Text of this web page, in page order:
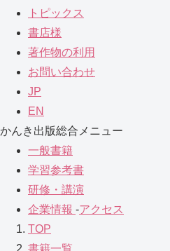
トピックス
書店様
著作物の利用
お問い合わせ
JP
EN
かんき出版総合メニュー
一般書籍
学習参考書
研修・講演
企業情報 -アクセス
TOP
書籍一覧